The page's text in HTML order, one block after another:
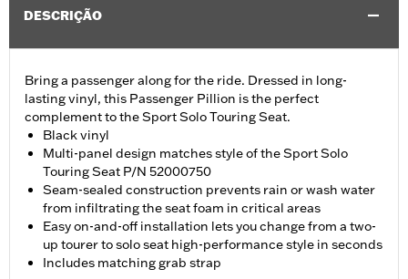
DESCRIÇÃO
Bring a passenger along for the ride. Dressed in long-
lasting vinyl, this Passenger Pillion is the perfect
complement to the Sport Solo Touring Seat.
Black vinyl
Multi-panel design matches style of the Sport Solo
Touring Seat P/N 52000750
Seam-sealed construction prevents rain or wash water
from infiltrating the seat foam in critical areas
Easy on-and-off installation lets you change from a two-
up tourer to solo seat high-performance style in seconds
Includes matching grab strap